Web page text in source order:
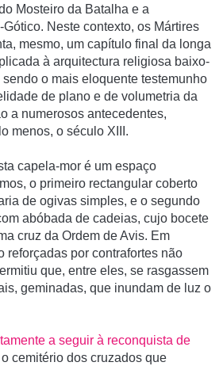
Mosteiro da Batalha e a
Neste contexto, os Mártires
mesmo, um capítulo final da longa
à arquitectura religiosa baixo-
o mais eloquente testemunho
de plano e de volumetria da
a numerosos antecedentes,
menos, o século XIII.
capela-mor é um espaço
o primeiro rectangular coberto
de ogivas simples, e o segundo
abóbada de cadeias, cujo bocete
cruz da Ordem de Avis. Em
reforçadas por contrafortes não
que, entre eles, se rasgassem
geminadas, que inundam de luz o
a seguir à reconquista de
cemitério dos cruzados que